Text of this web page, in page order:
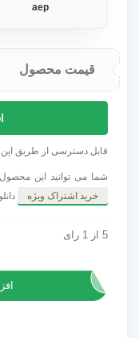
aep
قیمت محصول
افترافکت
اوپنر
قابل دسترسی از طریق این
شما می توانید این محصول و 24574 محصول دیگر را با کمترین
خرید اشتراک ویژه
پروژه افترافکت اوپنر بهار
5 از 1 رای